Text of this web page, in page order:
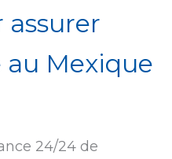
assurer
au Mexique
24/24 de